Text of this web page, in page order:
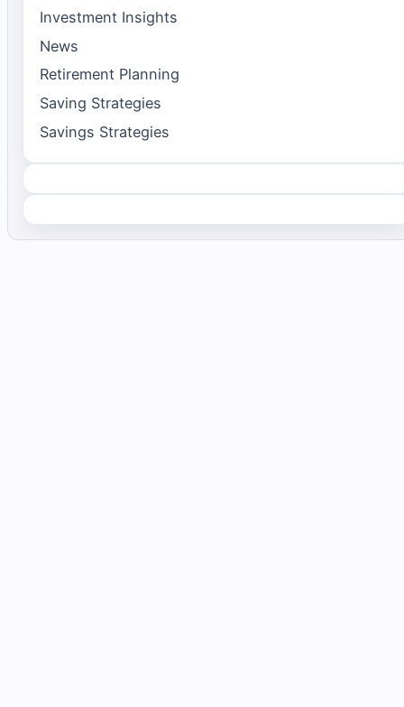
Investment Insights
News
Retirement Planning
Saving Strategies
Savings Strategies